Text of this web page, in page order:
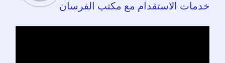
خدمات الاستقدام مع مكتب الفرسان